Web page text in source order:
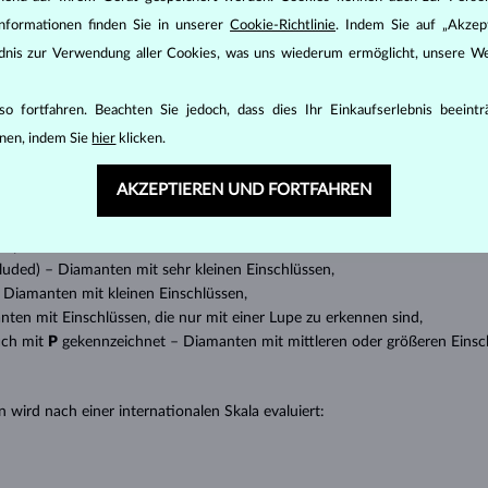
DIAMANTSCHMUCK
zunächst die grundsätzlichen Parameter bewertet - die
wesentlichen Einfluss auf den Preis eines Diamanten.
seinen strahlenden Glanz. Der beliebteste Schliff ein Rundschliff,
gebracht werden kann, z.B. Marquise, Baguette, Herz, Tropfen,
“Einschlüsse” oder innerer Unreinheiten eines Diamanten
– Diamanten mit sehr kleinen Einschlüssen,
mit kleinen Einschlüssen,
mit Einschlüssen, die nur mit einer Lupe zu erkennen sind,
mit P gekennzeichnet – Diamanten mit mittleren oder größeren
wird nach einer internationalen Skala evaluiert:
finden Sie in unsererCookie-Richtlinie. Indem Sie auf
zur Verwendung aller Cookies, was uns wiederum ermöglicht, unsere
fortfahren. Beachten Sie jedoch, dass dies Ihr Einkaufserlebnis
indem Sie hier klicken.
AKZEPTIEREN UND FORTFAHREN